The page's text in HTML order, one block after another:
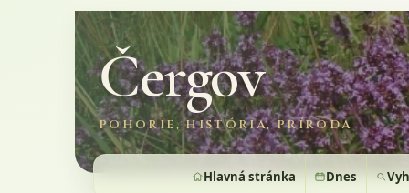
Čergov
POHORIE, HISTÓRIA, PRÍRODA
Hlavná stránka Dnes